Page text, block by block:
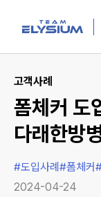
고객사례
폼체커 도
다래한방
#도입사례 #폼체커
2024-04-24